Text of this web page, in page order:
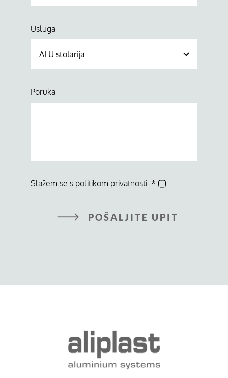
Usluga
Poruka
Slažem se s politikom privatnosti. *
POŠALJITE UPIT